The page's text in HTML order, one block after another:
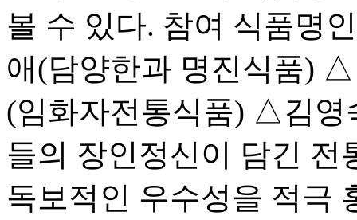
볼 수 있다. 참여 식품명
애(담양한과 명진식품)
(임화자전통식품) △김영
들의 장인정신이 담긴 전
독보적인 우수성을 적극